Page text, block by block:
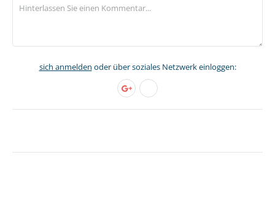
sich anmelden oder über soziales Netzwerk einloggen: